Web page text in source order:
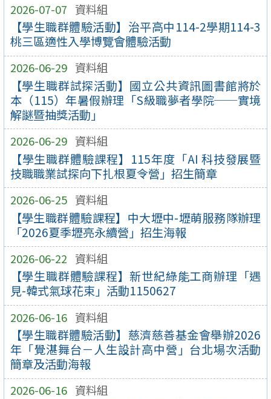
2026-07-07 資料組
【學生職群體驗活動】治平高中114-2學期114-3
桃三區適性入學博覽會體驗活動
2026-06-29 資料組
【學生職群試探活動】國立公共資訊圖書館將於
本（115）年暑假辦理「S級職夢者學院──實境
解謎暨抽獎活動」
2026-06-29 資料組
【學生職群體驗課程】115年度「AI 科技發展暨
技職職業試探向下扎根夏令營」招生簡章
2026-06-25 資料組
【學生職群體驗課程】中大壢中-壢萌服務隊辦理
「2026夏季壢亮永續營」招生海報
2026-06-22 資料組
【學生職群體驗課程】新世紀綠能工商辦理「遇
見-韓式氣球花束」活動1150627
2026-06-16 資料組
【學生職群體驗活動】慈濟慈善基金會舉辦2026
年「覺湛舞台－人生設計高中營」台北場次活動
簡章及活動海報
2026-06-16 資料組